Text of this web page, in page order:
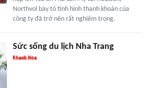
Northvol bày tỏ tình hình thanh khoản của
công ty đã trở nên rất nghiêm trọng.
Sức sống du lịch Nha Trang